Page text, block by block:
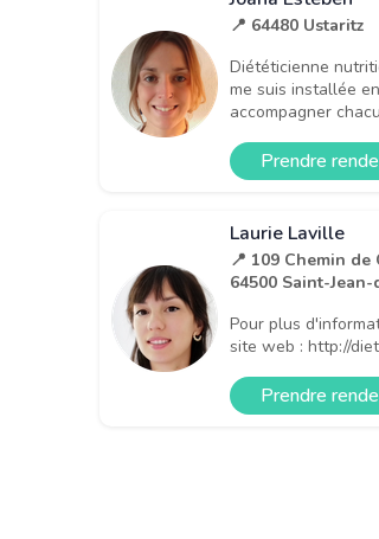
📍 64480 Ustaritz
Diététicienne
me suis installée
accompagner
Prendre
Laurie Laville
📍 109 Chemin de
64500 Saint-Jean-
Pour plus
site web : http://
Prendre